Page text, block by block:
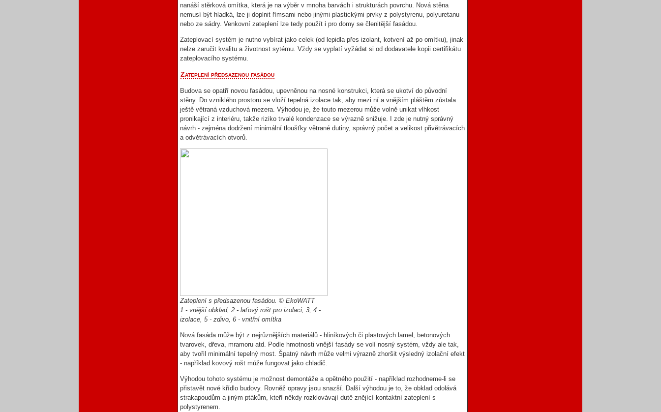
nanáší stěrková omítka, která je na výběr v mnoha barvách i strukturách povrchu. Nová stěna
nemusí být hladká, lze ji doplnit římsami nebo jinými plastickými prvky z polystyrenu, polyuretanu
nebo ze sádry. Venkovní zateplení lze tedy použít i pro domy se členitější fasádou.
Zateplovací systém je nutno vybírat jako celek (od lepidla přes izolant, kotvení až po omítku), jinak
nelze zaručit kvalitu a životnost sytému. Vždy se vyplatí vyžádat si od dodavatele kopii certifikátu
zateplovacího systému.
Zateplení předsazenou fasádou
Budova se opatří novou fasádou, upevněnou na nosné konstrukci, která se ukotví do původní
stěny. Do vzniklého prostoru se vloží tepelná izolace tak, aby mezi ní a vnějším pláštěm zůstala
ještě větraná vzduchová mezera. Výhodou je, že touto mezerou může volně unikat vlhkost
pronikající z interiéru, takže riziko trvalé kondenzace se výrazně snižuje. I zde je nutný správný
návrh - zejména dodržení minimální tloušťky větrané dutiny, správný počet a velikost přivětrávacích
a odvětrávacích otvorů.
Zateplení s předsazenou fasádou. © EkoWATT
1 - vnější obklad, 2 - laťový rošt pro izolaci, 3, 4 -
izolace, 5 - zdivo, 6 - vnitřní omítka
Nová fasáda může být z nejrůznějších materiálů - hliníkových či plastových lamel, betonových
tvarovek, dřeva, mramoru atd. Podle hmotnosti vnější fasády se volí nosný systém, vždy ale tak,
aby tvořil minimální tepelný most. Špatný návrh může velmi výrazně zhoršit výsledný izolační efekt
- například kovový rošt může fungovat jako chladič.
Výhodou tohoto systému je možnost demontáže a opětného použití - například rozhodneme-li se
přistavět nové křídlo budovy. Rovněž opravy jsou snazší. Další výhodou je to, že obklad odolává
strakapoudům a jiným ptákům, kteří někdy rozklovávají dutě znějící kontaktní zateplení s
polystyrenem.